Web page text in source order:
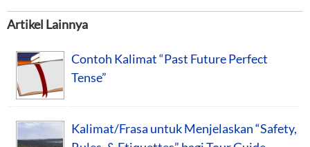
Artikel Lainnya
Contoh Kalimat “Past Future Perfect
Tense”
Kalimat/Frasa untuk Menjelaskan “Safety,